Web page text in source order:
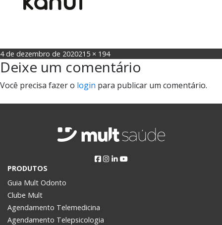
Posted
on
4 de dezembro de 2020Full
size
215 × 194
Deixe um comentário
Você precisa fazer o login para publicar um comentário.
Navegação
PRODUTOS
Guia Mult Odonto
Clube Mult
Agendamento Telemedicina
Agendamento Telepsicologia